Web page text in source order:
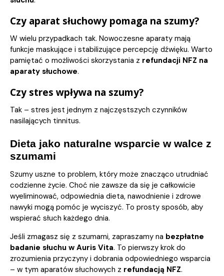
Czy aparat słuchowy pomaga na szumy?
W wielu przypadkach tak. Nowoczesne aparaty mają
funkcje maskujące i stabilizujące percepcję dźwięku. Warto
pamiętać o możliwości skorzystania z refundacji NFZ na
aparaty słuchowe.
Czy stres wpływa na szumy?
Tak – stres jest jednym z najczęstszych czynników
nasilających tinnitus.
Dieta jako naturalne wsparcie w walce z
szumami
Szumy uszne to problem, który może znacząco utrudniać
codzienne życie. Choć nie zawsze da się je całkowicie
wyeliminować, odpowiednia dieta, nawodnienie i zdrowe
nawyki mogą pomóc je wyciszyć. To prosty sposób, aby
wspierać słuch każdego dnia.
Jeśli zmagasz się z szumami, zapraszamy na bezpłatne
badanie słuchu w Auris Vita. To pierwszy krok do
zrozumienia przyczyny i dobrania odpowiedniego wsparcia
– w tym aparatów słuchowych z refundacją NFZ.